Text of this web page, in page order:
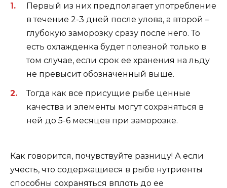
Первый из них предполагает употребление
в течение 2-3 дней после улова, а второй –
глубокую заморозку сразу после него. То
есть охлажденка будет полезной только в
том случае, если срок ее хранения на льду
не превысит обозначенный выше.
Тогда как все присущие рыбе ценные
качества и элементы могут сохраняться в
ней до 5-6 месяцев при заморозке.
Как говорится, почувствуйте разницу! А если
учесть, что содержащиеся в рыбе нутриенты
способны сохраняться вплоть до ее